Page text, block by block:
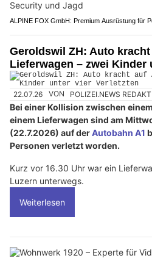
ALPINE FOX GmbH: Premium Ausrüstung für
Geroldswil ZH: Auto kracht
Lieferwagen – zwei Kinder
22.07.26 VON POLIZEI.NEWS
Bei einer Kollision zwischen
einem Lieferwagen sind am
(22.7.2026) auf derAutobahn A1
Personen verletzt worden.
Kurz vor 16.30 Uhr war ein
Luzern unterwegs.
Weiterlesen